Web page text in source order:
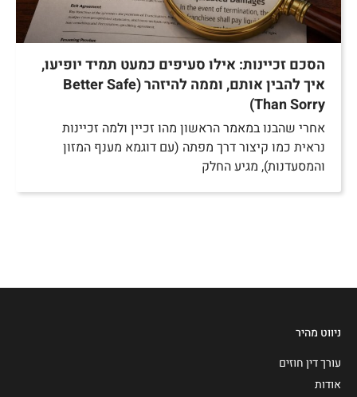
הסכם זכיינות: אילו סעיפים כמעט תמיד יופיעו,
איך להבין אותם, וממה להיזהר (Better Safe
Than Sorry)
אחרי שהבנו במאמר הראשון מהו זכיין ולמה זכיינות
נראית כמו קיצור דרך מפתה (עם דוגמא מענף המזון
והמסעדנות), מגיע החלק
ניווט מהיר
עורך דין חוזים
אודות